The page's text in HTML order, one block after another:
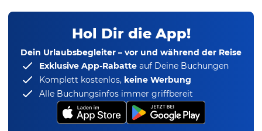
Hol Dir die App!
Dein Urlaubsbegleiter – vor und während der Reise
Exklusive App-Rabatte auf Deine Buchungen
Komplett kostenlos, keine Werbung
Alle Buchungsinfos immer griffbereit